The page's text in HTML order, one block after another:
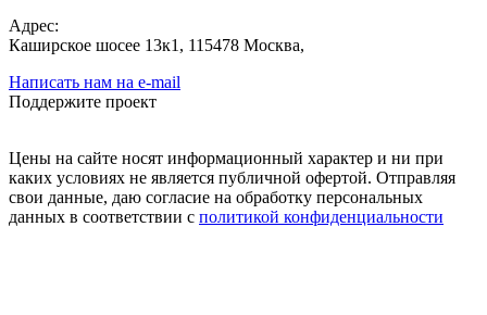
Адрес:
Каширское шосее 13к1, 115478 Москва,
Написать нам на e-mail
Поддержите проект
Цены на сайте носят информационный характер и ни при
каких условиях не является публичной офертой. Отправляя
свои данные, даю согласие на обработку персональных
данных в соответствии с политикой конфиденциальности